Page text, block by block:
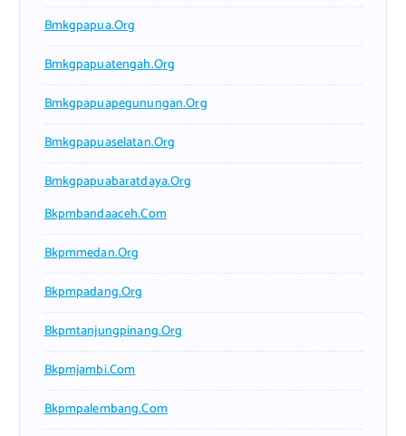
Bmkgpapua.org
Bmkgpapuatengah.org
Bmkgpapuapegunungan.org
Bmkgpapuaselatan.org
Bmkgpapuabaratdaya.org
Bkpmbandaaceh.com
Bkpmmedan.org
Bkpmpadang.org
Bkpmtanjungpinang.org
Bkpmjambi.com
Bkpmpalembang.com